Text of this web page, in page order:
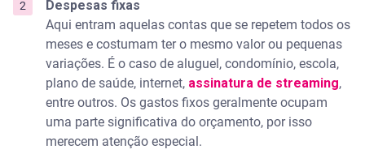
Despesas fixas
Aqui entram aquelas contas que se repetem todos os
meses e costumam ter o mesmo valor ou pequenas
variações. É o caso de aluguel, condomínio, escola,
plano de saúde, internet, assinatura de streaming,
entre outros. Os gastos fixos geralmente ocupam
uma parte significativa do orçamento, por isso
merecem atenção especial.